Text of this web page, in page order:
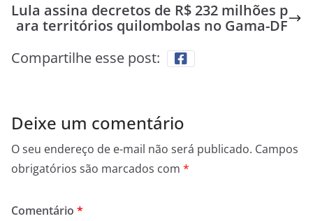
Lula assina decretos de R$ 232 milhões p
ara territórios quilombolas no Gama-DF
Compartilhe esse post:
Deixe um comentário
O seu endereço de e-mail não será publicado. Campos
obrigatórios são marcados com *
Comentário *